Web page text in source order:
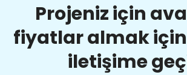
Projeniz için
fiyatlar almak
iletişime